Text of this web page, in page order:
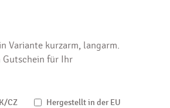
Variante kurzarm, langarm.
Gutschein für Ihr
CZ Hergestellt in der EU